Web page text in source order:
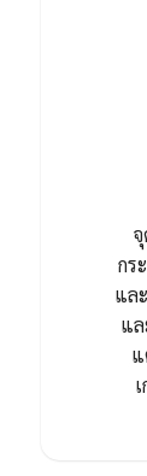
กร
แล
แ